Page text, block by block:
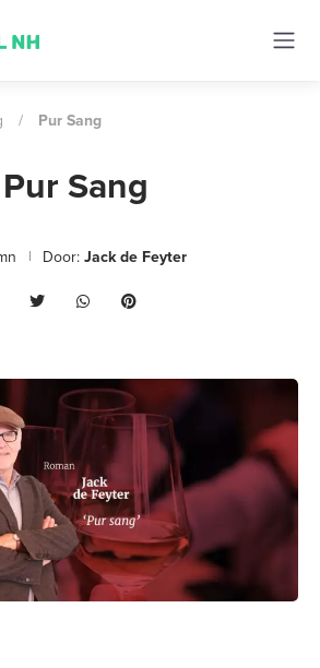
/ Pur Sang
Pur Sang
Door: Jack de Feyter